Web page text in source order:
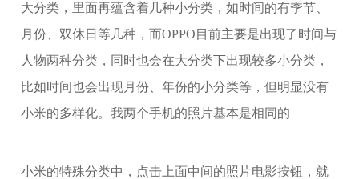
大分类，里面再蕴含着几种小分类，如时间的有季节、
月份、双休日等几种，而OPPO目前主要是出现了时间与
人物两种分类，同时也会在大分类下出现较多小分类，
比如时间也会出现月份、年份的小分类等，但明显没有
小米的多样化。我两个手机的照片基本是相同的
小米的特殊分类中，点击上面中间的照片电影按钮，就